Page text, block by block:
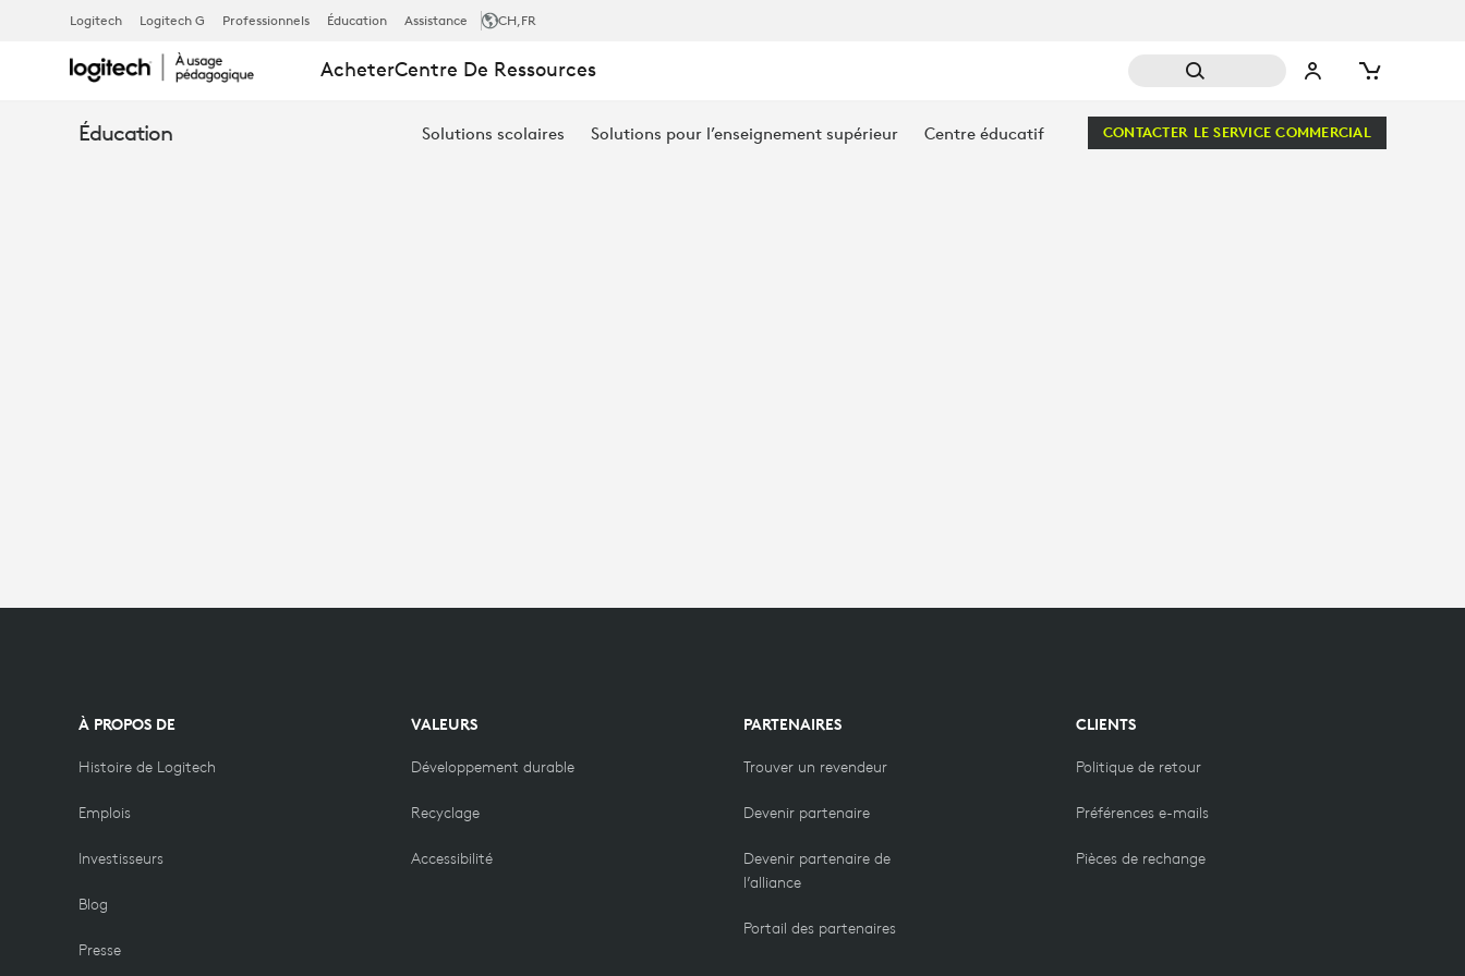
SOLUTIONS
FOR
Logitech Logitech G Professionnels Éducation Assistance CH,FR
AcheterCentre De Ressources
Éducation Solutions scolaires Solutions pour l’enseignement supérieur Centre éducatif CONTACTER LE SERVICE COMMERCIAL
À PROPOS DE
Histoire de Logitech
Emplois
Investisseurs
Blog
Presse
VALEURS
Développement durable
Recyclage
Accessibilité
PARTENAIRES
Trouver un revendeur
Devenir partenaire
Devenir partenaire de
l’alliance
Portail des partenaires
CLIENTS
Politique de retour
Préférences e-mails
Pièces de rechange